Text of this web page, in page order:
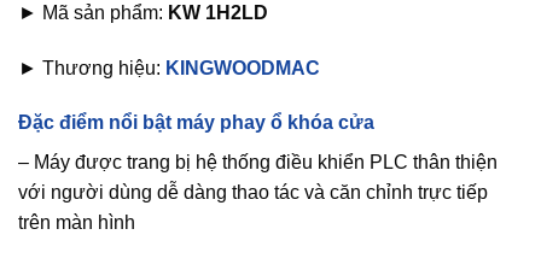
► Mã sản phẩm: KW 1H2LD
► Thương hiệu: KINGWOODMAC
Đặc điểm nổi bật máy phay ổ khóa cửa
– Máy được trang bị hệ thống điều khiển PLC thân thiện
với người dùng dễ dàng thao tác và căn chỉnh trực tiếp
trên màn hình